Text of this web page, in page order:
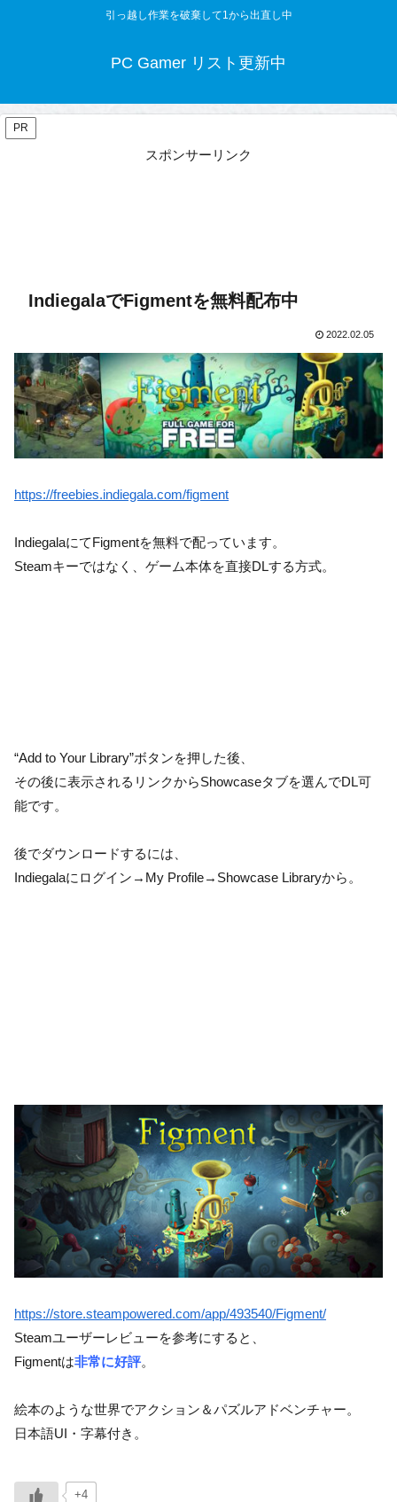
引っ越し作業を破棄して1から出直し中
PC Gamer リスト更新中
PR
スポンサーリンク
IndiegalaでFigmentを無料配布中
2022.02.05
https://freebies.indiegala.com/figment
IndiegalaにてFigmentを無料で配っています。
Steamキーではなく、ゲーム本体を直接DLする方式。
“Add to Your Library”ボタンを押した後、
その後に表示されるリンクからShowcaseタブを選んでDL可
能です。
後でダウンロードするには、
Indiegalaにログイン→My Profile→Showcase Libraryから。
https://store.steampowered.com/app/493540/Figment/
Steamユーザーレビューを参考にすると、
Figmentは非常に好評。
絵本のような世界でアクション＆パズルアドベンチャー。
日本語UI・字幕付き。
+4